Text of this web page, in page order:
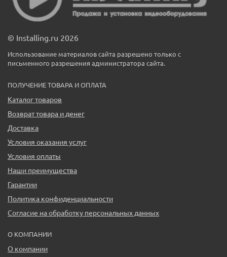
© Installing.ru 2026
Использование материалов сайта разрешено только с
письменного разрешения администратора сайта.
ПОЛУЧЕНИЕ ТОВАРА И ОПЛАТА
Каталог товаров
Возврат товара и денег
Доставка
Условия оказания услуг
Условия оплаты
Наши преимущества
Гарантии
Политика конфиденциальности
Согласие на обработку персональных данных
О КОМПАНИИ
О компании